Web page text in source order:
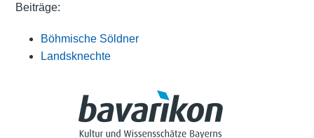
Beiträge:
Böhmische Söldner
Landsknechte